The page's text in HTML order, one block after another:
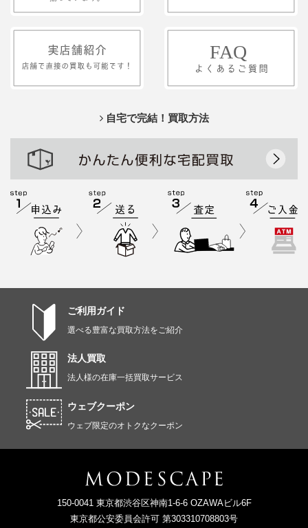
自宅で完結！買取方法
ご利用ガイド
選べる豊富な買取方法をご紹介
法人買取
法人様の在庫一括買取サービス
ウェブクーポン
ウェブ限定のオトクなクーポン
150-0041 東京都渋谷区神南1-6-6 OZAWAビル6F
東京都公安委員会許可 第303310708803号